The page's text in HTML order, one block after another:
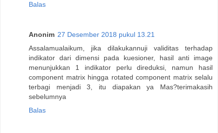
Balas
Anonim 27 Desember 2018 pukul 13.21
Assalamualaikum, jika dilakukannuji validitas terhadap
indikator dari dimensi pada kuesioner, hasil anti image
menunjukkan 1 indikator perlu direduksi, namun hasil
component matrix hingga rotated component matrix selalu
terbagi menjadi 3, itu diapakan ya Mas?terimakasih
sebelumnya
Balas